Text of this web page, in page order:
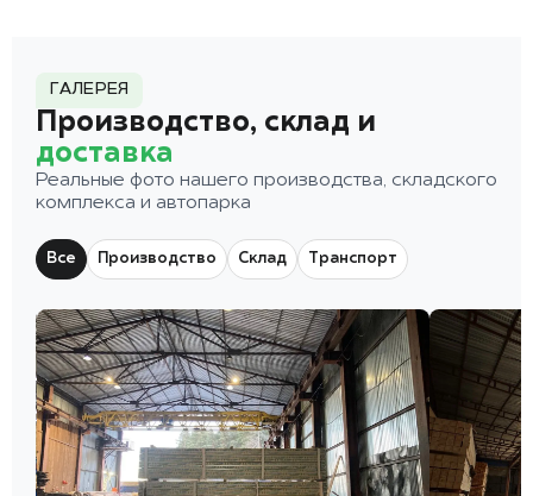
ГАЛЕРЕЯ
Производство, склад и
доставка
Реальные фото нашего производства, складского
комплекса и автопарка
Все Производство Склад Транспорт